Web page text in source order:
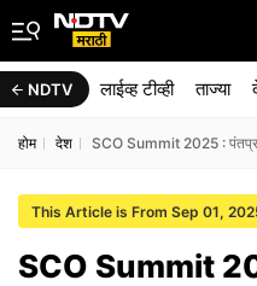
NDTV लाईव्ह टीव्ही ताज्या
होम देश SCO Summit 2025 :
This Article is From Sep 01,
SCO Summit